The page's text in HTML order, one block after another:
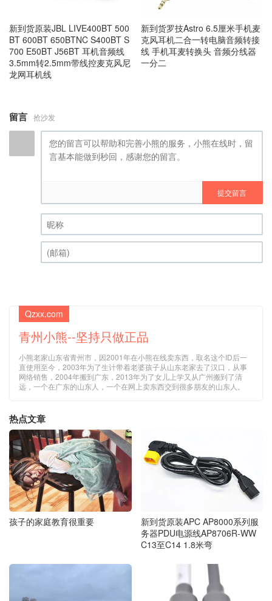
新到货原装JBL LIVE400BT 500
BT 600BT 650BTNC S400BT S
700 E50BT J56BT 耳机音频线
3.5mm转2.5mm带线控麦克风尼
龙网耳机线
新到货罗技Astro 6.5厘米手机麦
克风耳机二合一转电脑音频转接
线 手机耳麦转换头 音频分线器
一分二
留言 抢沙发
提交留言
昵称 (必填)
Qzxx.com
青州小熊--坚持只做正品
小熊老家山东省青州市，因2001年在小熊在线卖东西，取名这个ID后一
直使用至今，2003年为了生计带着老婆孩子从山东老家去了汉口，从事
网络销售，2004年搬到广东，2013年为了女儿上学又从广州搬到了清
远，一个在广东的山东人，一个在网上卖东西交到很多朋友的山东人。
热点文章
孩子的家庭教育很重要
新到货原装APC AP8000系列服
务器PDU电源线AP8706R-WW
C13至C14 1.8米弯